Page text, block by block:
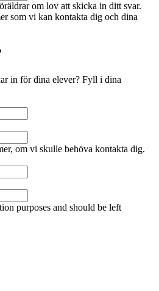
om lov att skicka in ditt svar.
som vi kan kontakta dig och dina
in för dina elever? Fyll i dina
om vi skulle behöva kontakta dig.
purposes and should be left